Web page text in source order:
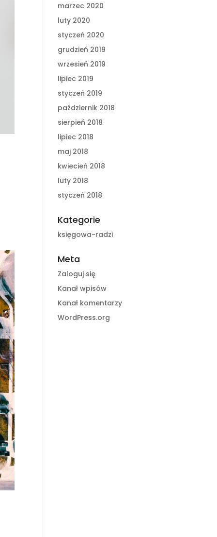
marzec 2020
luty 2020
styczeń 2020
grudzień 2019
wrzesień 2019
lipiec 2019
styczeń 2019
październik 2018
sierpień 2018
lipiec 2018
maj 2018
kwiecień 2018
luty 2018
styczeń 2018
Kategorie
księgowa-radzi
Meta
Zaloguj się
Kanał wpisów
Kanał komentarzy
WordPress.org